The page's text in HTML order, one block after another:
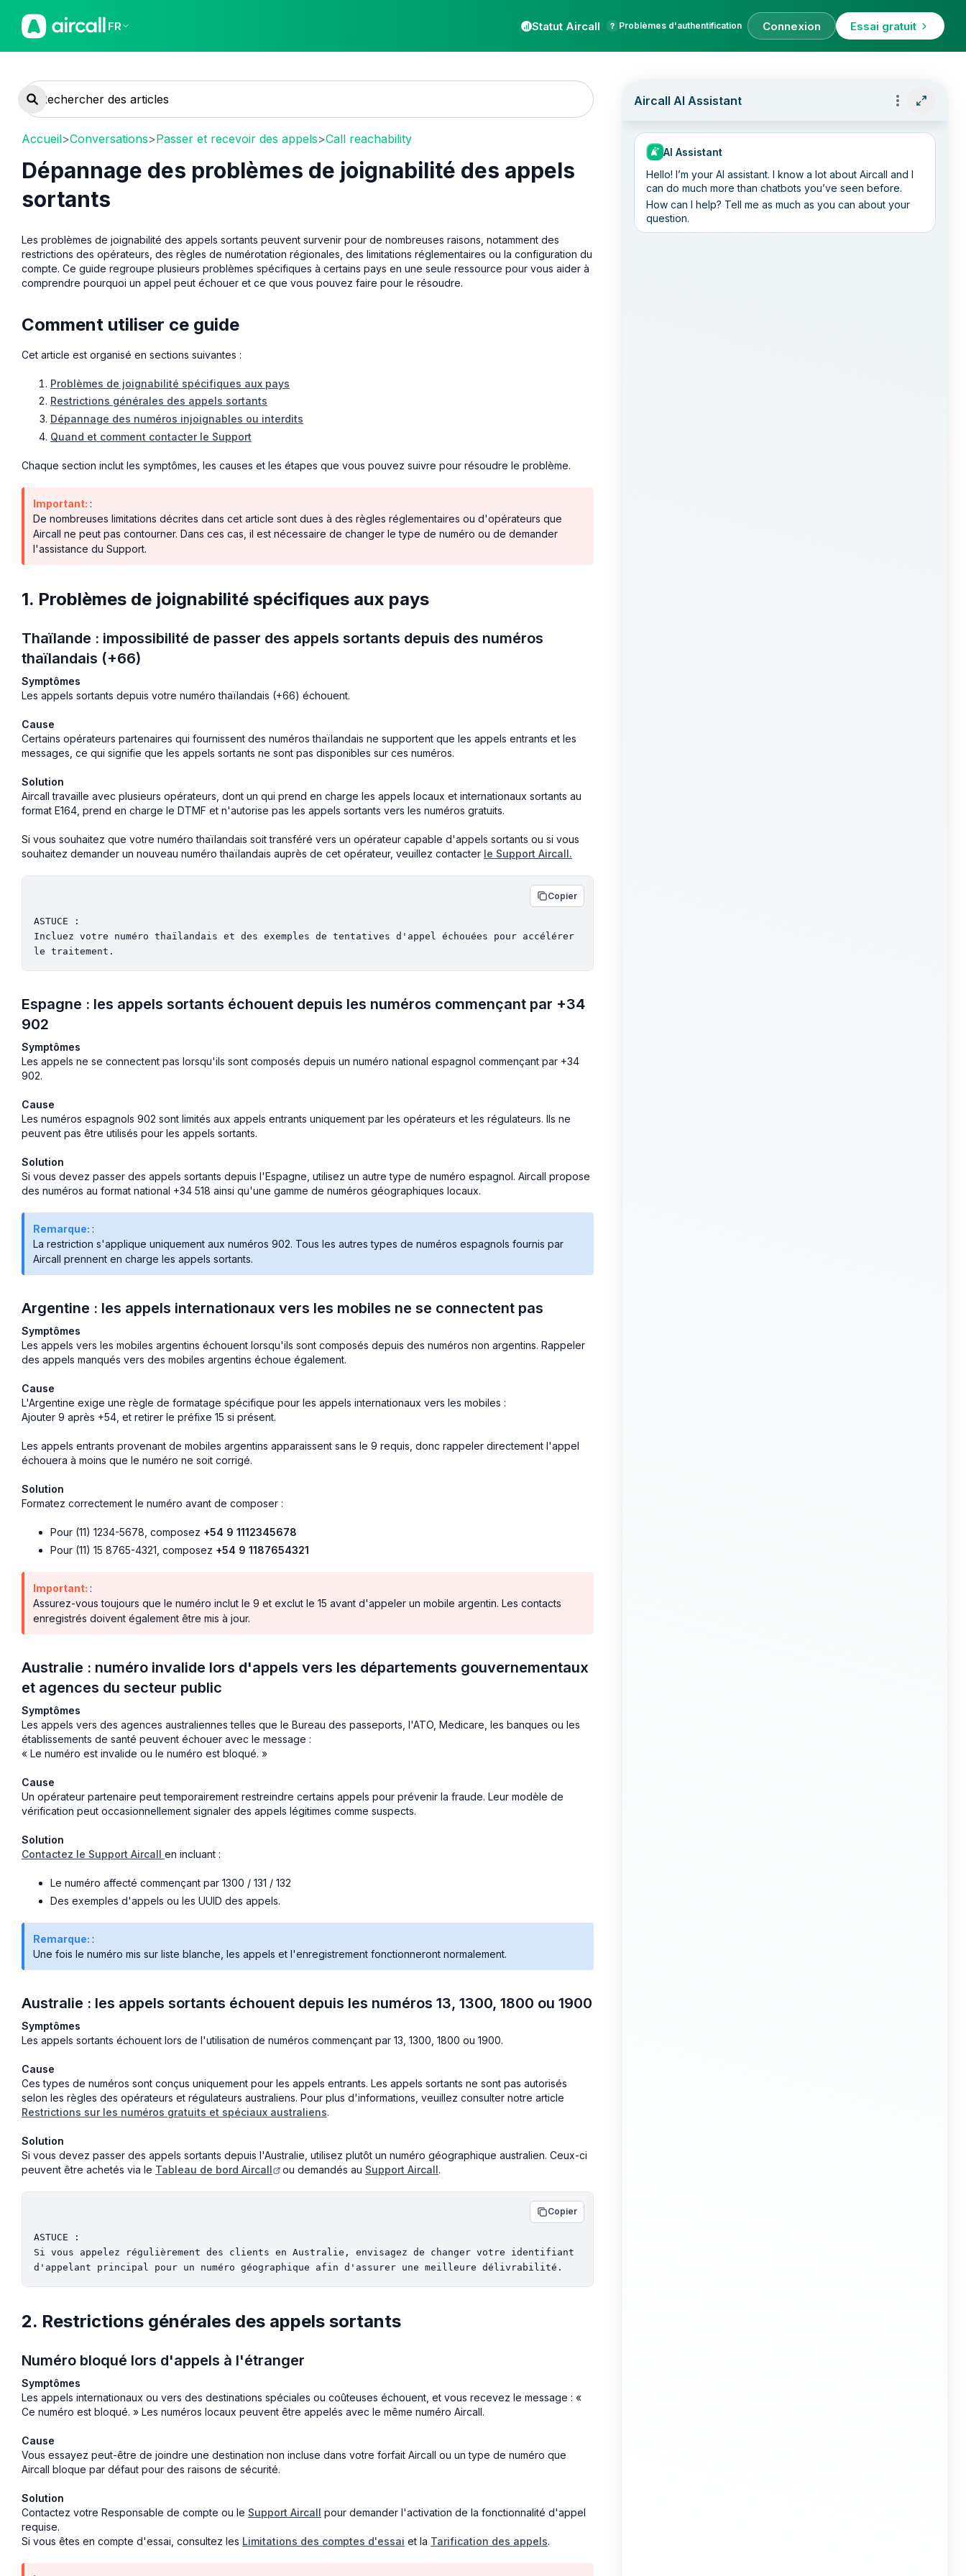
FR Statut Aircall Problèmes d'authentification Connexion Essai gratuit
Accueil>Conversations>Passer et recevoir des appels>Call reachability
Dépannage des problèmes de joignabilité des appels
sortants
Les problèmes de joignabilité des appels sortants peuvent survenir pour de nombreuses raisons, notamment des
restrictions des opérateurs, des règles de numérotation régionales, des limitations réglementaires ou la configuration du
compte. Ce guide regroupe plusieurs problèmes spécifiques à certains pays en une seule ressource pour vous aider à
comprendre pourquoi un appel peut échouer et ce que vous pouvez faire pour le résoudre.
Comment utiliser ce guide
Cet article est organisé en sections suivantes :
Problèmes de joignabilité spécifiques aux pays
Restrictions générales des appels sortants
Dépannage des numéros injoignables ou interdits
Quand et comment contacter le Support
Chaque section inclut les symptômes, les causes et les étapes que vous pouvez suivre pour résoudre le problème.
Important: :
De nombreuses limitations décrites dans cet article sont dues à des règles réglementaires ou d'opérateurs que
Aircall ne peut pas contourner. Dans ces cas, il est nécessaire de changer le type de numéro ou de demander
l'assistance du Support.
1. Problèmes de joignabilité spécifiques aux pays
Thaïlande : impossibilité de passer des appels sortants depuis des numéros
thaïlandais (+66)
Symptômes
Les appels sortants depuis votre numéro thaïlandais (+66) échouent.
Cause
Certains opérateurs partenaires qui fournissent des numéros thaïlandais ne supportent que les appels entrants et les
messages, ce qui signifie que les appels sortants ne sont pas disponibles sur ces numéros.
Solution
Aircall travaille avec plusieurs opérateurs, dont un qui prend en charge les appels locaux et internationaux sortants au
format E164, prend en charge le DTMF et n'autorise pas les appels sortants vers les numéros gratuits.
Si vous souhaitez que votre numéro thaïlandais soit transféré vers un opérateur capable d'appels sortants ou si vous
souhaitez demander un nouveau numéro thaïlandais auprès de cet opérateur, veuillez contacter le Support Aircall.
Copier
ASTUCE :
Incluez votre numéro thaïlandais et des exemples de tentatives d'appel échouées pour accélérer
Espagne : les appels sortants échouent depuis les numéros commençant par +34
902
Symptômes
Les appels ne se connectent pas lorsqu'ils sont composés depuis un numéro national espagnol commençant par +34
902.
Cause
Les numéros espagnols 902 sont limités aux appels entrants uniquement par les opérateurs et les régulateurs. Ils ne
peuvent pas être utilisés pour les appels sortants.
Solution
Si vous devez passer des appels sortants depuis l'Espagne, utilisez un autre type de numéro espagnol. Aircall propose
des numéros au format national +34 518 ainsi qu'une gamme de numéros géographiques locaux.
Remarque: :
La restriction s'applique uniquement aux numéros 902. Tous les autres types de numéros espagnols fournis par
Aircall prennent en charge les appels sortants.
Argentine : les appels internationaux vers les mobiles ne se connectent pas
Symptômes
Les appels vers les mobiles argentins échouent lorsqu'ils sont composés depuis des numéros non argentins. Rappeler
des appels manqués vers des mobiles argentins échoue également.
Cause
L'Argentine exige une règle de formatage spécifique pour les appels internationaux vers les mobiles :
Ajouter 9 après +54, et retirer le préfixe 15 si présent.
Les appels entrants provenant de mobiles argentins apparaissent sans le 9 requis, donc rappeler directement l'appel
échouera à moins que le numéro ne soit corrigé.
Solution
Formatez correctement le numéro avant de composer :
Pour (11) 1234-5678, composez +54 9 1112345678
Pour (11) 15 8765-4321, composez +54 9 1187654321
Important: :
Assurez-vous toujours que le numéro inclut le 9 et exclut le 15 avant d'appeler un mobile argentin. Les contacts
enregistrés doivent également être mis à jour.
Australie : numéro invalide lors d'appels vers les départements gouvernementaux
et agences du secteur public
Symptômes
Les appels vers des agences australiennes telles que le Bureau des passeports, l'ATO, Medicare, les banques ou les
établissements de santé peuvent échouer avec le message :
« Le numéro est invalide ou le numéro est bloqué. »
Cause
Un opérateur partenaire peut temporairement restreindre certains appels pour prévenir la fraude. Leur modèle de
vérification peut occasionnellement signaler des appels légitimes comme suspects.
Solution
Contactez le Support Aircall en incluant :
Le numéro affecté commençant par 1300 / 131 / 132
Des exemples d'appels ou les UUID des appels.
Remarque: :
Une fois le numéro mis sur liste blanche, les appels et l'enregistrement fonctionneront normalement.
Australie : les appels sortants échouent depuis les numéros 13, 1300, 1800 ou 1900
Symptômes
Les appels sortants échouent lors de l'utilisation de numéros commençant par 13, 1300, 1800 ou 1900.
Cause
Ces types de numéros sont conçus uniquement pour les appels entrants. Les appels sortants ne sont pas autorisés
selon les règles des opérateurs et régulateurs australiens. Pour plus d'informations, veuillez consulter notre article
Restrictions sur les numéros gratuits et spéciaux australiens.
Solution
Si vous devez passer des appels sortants depuis l'Australie, utilisez plutôt un numéro géographique australien. Ceux-ci
peuvent être achetés via le Tableau de bord Aircall ou demandés au Support Aircall.
Copier
ASTUCE :
Si vous appelez régulièrement des clients en Australie, envisagez de changer votre identifiant
2. Restrictions générales des appels sortants
Numéro bloqué lors d'appels à l'étranger
Symptômes
Les appels internationaux ou vers des destinations spéciales ou coûteuses échouent, et vous recevez le message : «
Ce numéro est bloqué. » Les numéros locaux peuvent être appelés avec le même numéro Aircall.
Cause
Vous essayez peut-être de joindre une destination non incluse dans votre forfait Aircall ou un type de numéro que
Aircall bloque par défaut pour des raisons de sécurité.
Solution
Contactez votre Responsable de compte ou le Support Aircall pour demander l'activation de la fonctionnalité d'appel
requise.
Si vous êtes en compte d'essai, consultez les Limitations des comptes d'essai et la Tarification des appels.